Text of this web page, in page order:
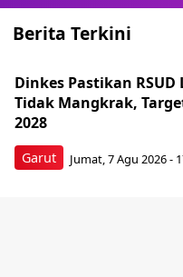
Berita Terkini
Garut
Dinkes Pastikan
Tidak Mangkrak,
2028
Jumat, 7 Agu 2026 -